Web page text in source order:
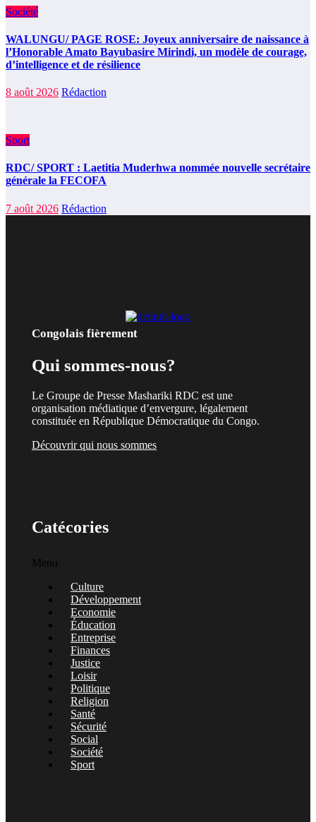
Société
WALUNGU/ PAGE ROSE: Joyeux anniversaire de naissance à
l’Honorable Amato Bayubasire Mirindi, un modèle de courage,
d’intelligence et de résilience
8 août 2026 Rédaction
Sport
RDC/ SPORT : Laetitia Muderhwa nommée nouvelle secrétaire
générale la FECOFA
7 août 2026 Rédaction
Congolais fièrement
Qui sommes-nous?
Le Groupe de Presse Mashariki RDC est une
organisation médiatique d’envergure, légalement
constituée en République Démocratique du Congo.
Découvrir qui nous sommes
Catécories
Menu
Culture
Développement
Economie
Éducation
Entreprise
Finances
Justice
Loisir
Politique
Religion
Santé
Sécurité
Social
Société
Sport